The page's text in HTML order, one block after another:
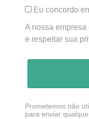
Eu concordo
A nossa
e respeitar sua
Prometemos não
para enviar